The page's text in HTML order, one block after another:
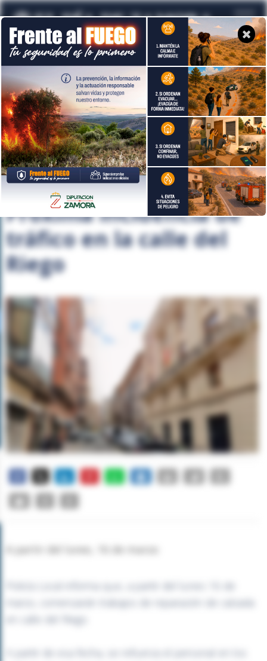
Nota de prensa
Viernes, 13 de Marzo de 2026
AVISO
Próxima incidencia de
tráfico en la calle del
Riego
A partir del lunes, 16 de marzo
Policía Local informa que, a partir del lunes 16 de
marzo, comenzarán trabajos de reparación de calzada
en calle del Riego.
A partir de esa fecha, se refuerza el personal en los